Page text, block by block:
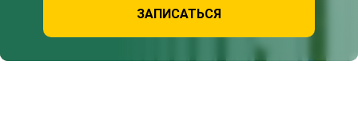
ЗАПИСАТЬСЯ